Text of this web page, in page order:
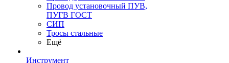
Провод установочный ПУВ,
ПУГВ ГОСТ
СИП
Тросы стальные
Ещё
Инструмент